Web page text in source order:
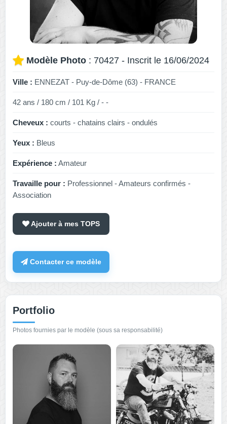
Modèle Photo : 70427 - Inscrit le 16/06/2024
Ville : ENNEZAT - Puy-de-Dôme (63) - FRANCE
42 ans / 180 cm / 101 Kg / - -
Cheveux : courts - chatains clairs - ondulés
Yeux : Bleus
Expérience : Amateur
Travaille pour : Professionnel - Amateurs confirmés -
Association
Ajouter à mes TOPS
Contacter ce modèle
Portfolio
Photos fournies par le modèle (sous sa responsabilité)